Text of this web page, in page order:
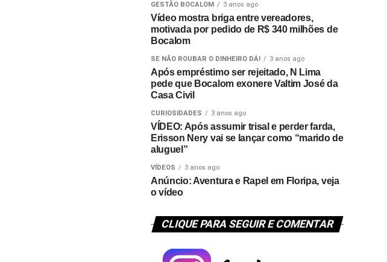
GESTÃO BOCALOM 3 anos ago
Vídeo mostra briga entre vereadores,
motivada por pedido de R$ 340 milhões de
Bocalom
SE NÃO ROUBAR O DINHEIRO DÁ! 3 anos ago
Após empréstimo ser rejeitado, N Lima
pede que Bocalom exonere Valtim José da
Casa Civil
CURIOSIDADES 3 anos ago
VÍDEO: Após assumir trisal e perder farda,
Erisson Nery vai se lançar como “marido de
aluguel”
VÍDEOS 3 anos ago
Anúncio: Aventura e Rapel em Floripa, veja
o vídeo
CLIQUE PARA SEGUIR E COMENTAR